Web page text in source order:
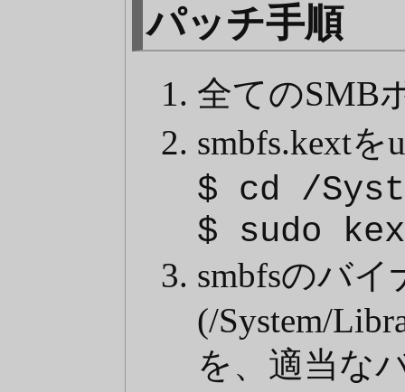
パッチ手順
全てのSMB
smbfs.kextを
$ cd /
$ sudo
smbfsのバイ
(/System/
を、適当な